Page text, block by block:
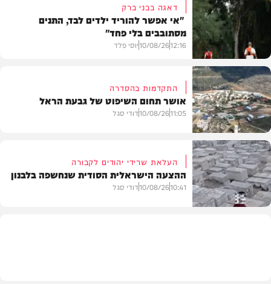
חדשות
דאגה בבני ברק
"אי אפשר להוריד ילדים לבד, התנים
מסתובבים בלי פחד"
12:16
10/08/26יוסי פלד
חדשות
התקדמות בהסדרה
אושר תחום השיפוט של גבעת הראל
11:05
10/08/26דודי סגל
העלאת שרידי יהודים לקבורה
ההצעה הישראלית הסודית שנחשפה בלבנון
10:41
10/08/26דודי סגל